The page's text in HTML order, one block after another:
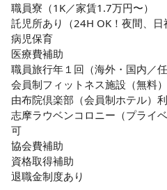
職員寮（1K／家賃1.7万円〜）
託児所あり（24H OK！夜間、日
病児保育
医療費補助
職員旅行年１回（海外・国内／任
会員制フィットネス施設（無料）
由布院倶楽部（会員制ホテル）
志摩ラウベンコロニー（プライ
可
協会費補助
資格取得補助
退職金制度あり